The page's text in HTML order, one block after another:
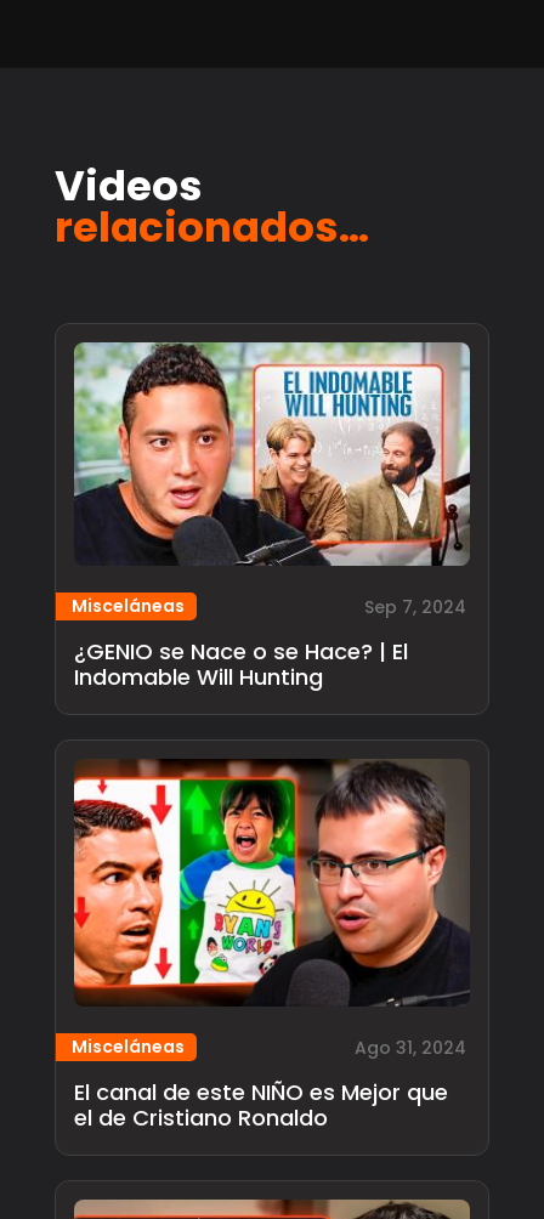
Videos
relacionados…
Misceláneas Sep 7, 2024
¿GENIO se Nace o se Hace? | El
Indomable Will Hunting
Misceláneas Ago 31, 2024
El canal de este NIÑO es Mejor que
el de Cristiano Ronaldo